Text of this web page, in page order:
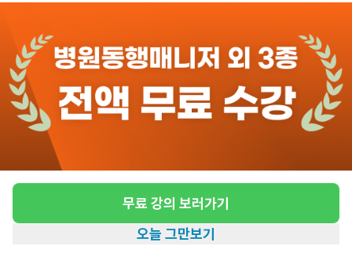
무료 강의 보러가기
오늘 그만보기